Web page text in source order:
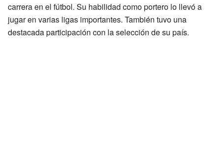
carrera en el fútbol. Su habilidad como portero lo llevó a
jugar en varias ligas importantes. También tuvo una
destacada participación con la selección de su país.